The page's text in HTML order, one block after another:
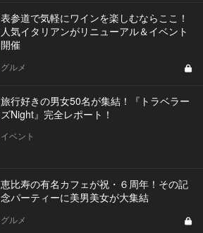
表参道で気軽にワインを楽しむならここ！
人気イタリアンがリニューアル＆イベント
開催
グルメ
旅行好きの男女50名が集結！『トラベラー
ズNight』完全レポート！
イベント
恵比寿の有名カフェが祝・６周年！その記
念パーティーに美男美女が大集結
グルメ